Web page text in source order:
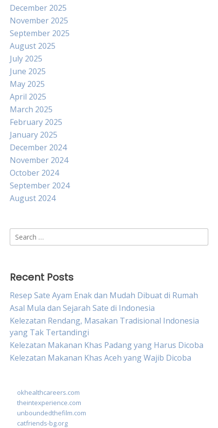
December 2025
November 2025
September 2025
August 2025
July 2025
June 2025
May 2025
April 2025
March 2025
February 2025
January 2025
December 2024
November 2024
October 2024
September 2024
August 2024
Search
for:
Recent Posts
Resep Sate Ayam Enak dan Mudah Dibuat di Rumah
Asal Mula dan Sejarah Sate di Indonesia
Kelezatan Rendang, Masakan Tradisional Indonesia
yang Tak Tertandingi
Kelezatan Makanan Khas Padang yang Harus Dicoba
Kelezatan Makanan Khas Aceh yang Wajib Dicoba
okhealthcareers.com
theintexperience.com
unboundedthefilm.com
catfriends-bg.org